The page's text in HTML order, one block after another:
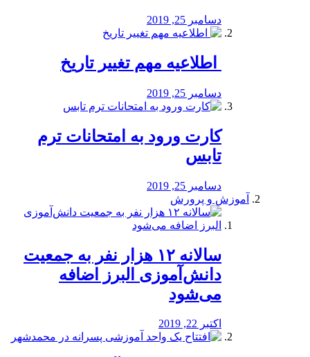
دسامبر 25, 2019
️ اطلاعیه مهم تغییر تاریخ
دسامبر 25, 2019
کارت ورود به امتحانات ترم
تابس
دسامبر 25, 2019
آموزش و پرورش
️سالانه ۱۲ هزار نفر به جمعیت
دانش‌آموزی البرز اضافه
می‌شود
اکتبر 22, 2019